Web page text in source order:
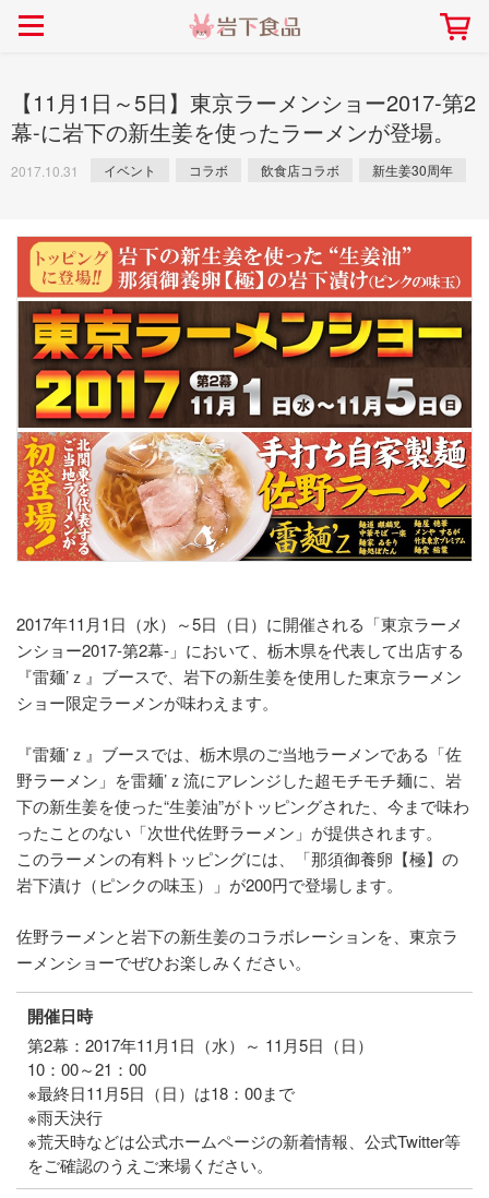
ごあいさつ 会社概要
採用情報 本社所在地
> 新商品
> イベント
> 飲食店コラボ
> ミュージアム
> イワシカちゃん
> オンラインショップ
> メディア掲載
> その他
2026」｜岩下の新生姜ミュー
ジアム
2026.07.01
> 生姜
> らっきょう
> 梅
> その他
岩下の新生姜
> らっきょうレシピ
> オリーブレシピ
きバージョン～
畑での取り組み 工場での取り組み
岩下の新生姜について 岩下のらっきょうにつ
岩下の新生姜ミュージアム
しょうがを食べてお悩
先生
岩下の新生姜万年筆インク 書く描くコンテ
スト
岩下の新生姜Sing＆
～ニュージンジャーイ
【11月1日～5日】東京ラーメンショー2017-第2
幕-に岩下の新生姜を使ったラーメンが登場。
2017.10.31 イベント コラボ 飲食店コラボ 新生姜30周年
2017年11月1日（水）～5日（日）に開催される「東京ラーメ
ンショー2017-第2幕-」において、栃木県を代表して出店する
『雷麺’ｚ』ブースで、岩下の新生姜を使用した東京ラーメン
ショー限定ラーメンが味わえます。
『雷麺’ｚ』ブースでは、栃木県のご当地ラーメンである「佐
野ラーメン」を雷麺’ｚ流にアレンジした超モチモチ麺に、岩
下の新生姜を使った“生姜油”がトッピングされた、今まで味わ
ったことのない「次世代佐野ラーメン」が提供されます。
このラーメンの有料トッピングには、「那須御養卵【極】の
岩下漬け（ピンクの味玉）」が200円で登場します。
佐野ラーメンと岩下の新生姜のコラボレーションを、東京ラ
ーメンショーでぜひお楽しみください。
開催日時
第2幕：2017年11月1日（水）～ 11月5日（日）
10：00～21：00
※最終日11月5日（日）は18：00まで
※雨天決行
※荒天時などは公式ホームページの新着情報、公式Twitter等
をご確認のうえご来場ください。